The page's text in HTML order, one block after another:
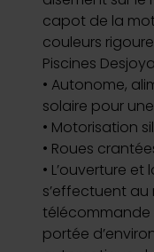
capot de la
couleurs
Piscines
• Autonome,
solaire pour
• Motorisation
• Roues
• L’ouverture
s’effectuent au
télécommande
portée